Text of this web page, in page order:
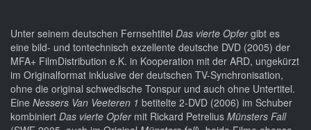
Unter seinem deutschen Fernsehtitel Das vierte Opfergibt es
eine bild- und tontechnisch exzellente deutsche DVD (2005) der
MFA+ FilmDistribution e.K. in Kooperation mit der ARD, ungekürzt
im Originalformat inklusive der deutschen TV-Synchronisation,
ohne die original schwedische Tonspur und auch ohne Untertitel.
Eine Nessers Van Veeteren 1 betitelte 2-DVD (2006) im Schuber
kombiniert Das vierte Opfermit Rickard Petrelius Münsters Fall